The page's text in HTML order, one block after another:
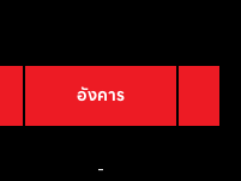
อังคาร
-